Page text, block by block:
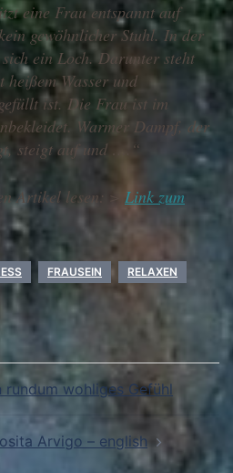
eine Frau entspannt auf
gewöhnlicher Stuhl. In der
ein Loch. Darunter steht
heißem Wasser und
ist. Die Frau ist im
Warmer Dampf, der
steigt auf und ….“
Artikel lesen: > Link zum
FRAUSEIN
RELAXEN
rundum wohliges Gefühl
Arvigo – english